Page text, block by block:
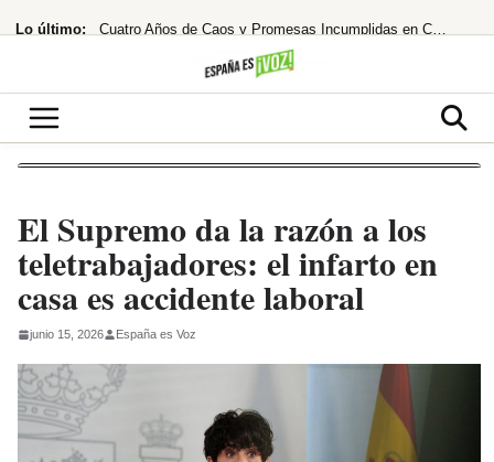
al Lo último: Cuatro Años de Caos y Promesas Incumplidas en Colombia
¡Bochorno real! El Rey de Marruecos saca a Akhannouch de sus vacaciones de lujo
El Supremo da la razón a los
teletrabajadores: el infarto en
casa es accidente laboral
junio 15, 2026 España es Voz